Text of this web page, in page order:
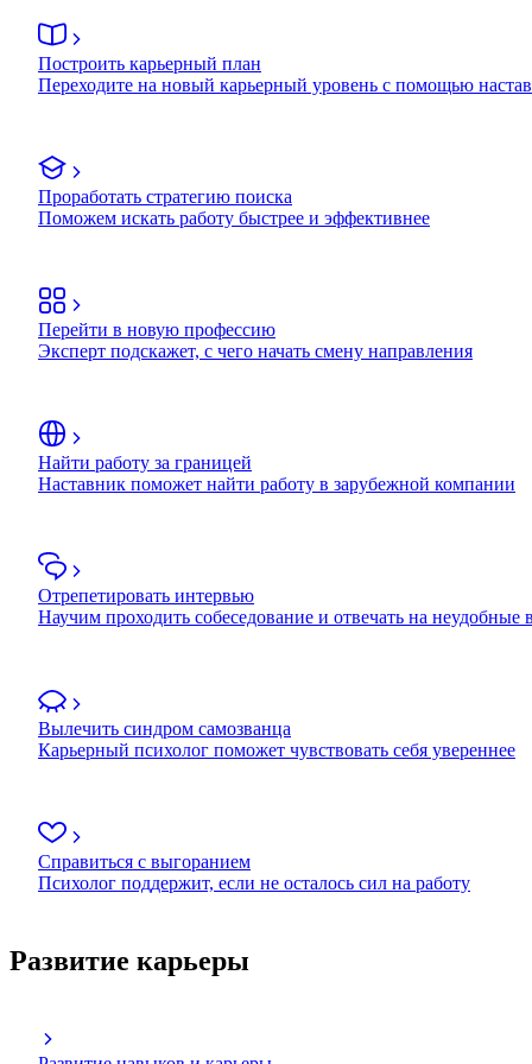
Построить карьерный план
Переходите на новый карьерный уровень с помощью
Проработать стратегию поиска
Поможем искать работу быстрее и эффективнее
Перейти в новую профессию
Эксперт подскажет, с чего начать смену направления
Найти работу за границей
Наставник поможет найти работу в зарубежной компании
Отрепетировать интервью
Научим проходить собеседование и отвечать на неудобные
Вылечить синдром самозванца
Карьерный психолог поможет чувствовать себя увереннее
Справиться с выгоранием
Психолог поддержит, если не осталось сил на работу
Развитие карьеры